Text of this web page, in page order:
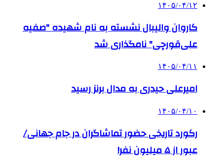
۱۴۰۵/۰۴/۱۲
کاروان والیبال نشسته به نام شهیده "صفیه
علی‌قورچی" نامگذاری شد
۱۴۰۵/۰۴/۱۱
امیرعلی حیدری به مدال برنز رسید
۱۴۰۵/۰۴/۱۰
رکورد تاریخی حضور تماشاگران در جام جهانی/
عبور از ۵ میلیون نفر!